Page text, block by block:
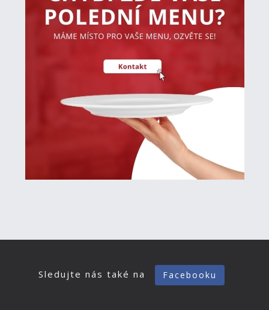
Sledujte nás také na Facebooku